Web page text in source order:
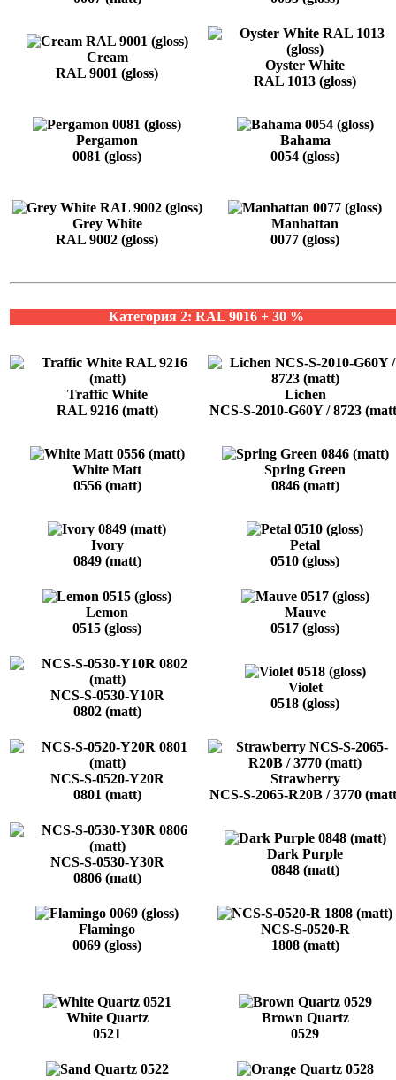
Cream
RAL 9001 (gloss)
Oyster White
RAL 1013 (gloss)
Pergamon
0081 (gloss)
Bahama
0054 (gloss)
Grey White
RAL 9002 (gloss)
Manhattan
0077 (gloss)
Категория 2: RAL 9016 + 30 %
Traffic White
RAL 9216 (matt)
Lichen
NCS-S-2010-G60Y / 8723
White Matt
0556 (matt)
Spring Green
0846 (matt)
Ivory
0849 (matt)
Petal
0510 (gloss)
Lemon
0515 (gloss)
Mauve
0517 (gloss)
NCS-S-0530-Y10R
0802 (matt)
Violet
0518 (gloss)
NCS-S-0520-Y20R
0801 (matt)
Strawberry
NCS-S-2065-R20B / 3770
NCS-S-0530-Y30R
0806 (matt)
Dark Purple
0848 (matt)
Flamingo
0069 (gloss)
NCS-S-0520-R
1808 (matt)
White Quartz
0521
Brown Quartz
0529